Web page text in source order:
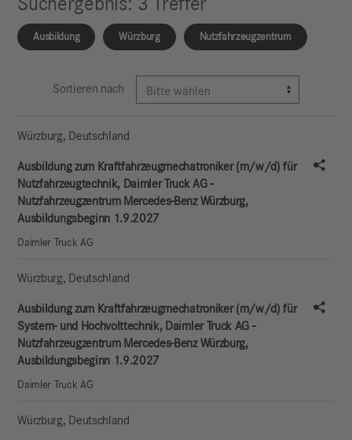
Ausbildung Würzburg Nutzfahrzeugzentrum
Sortieren nach
Unternehmen
Stellentitel
Standort
Ausbildung zum Kraftfahrzeugmechatroniker (m/w/d) für
Nutzfahrzeugtechnik, Daimler Truck AG -
Nutzfahrzeugzentrum Mercedes-Benz Würzburg,
Ausbildungsbeginn 1.9.2027
Daimler Truck AG
Würzburg, Deutschland
Ausbildung zum Kraftfahrzeugmechatroniker (m/w/d) für
System- und Hochvolttechnik, Daimler Truck AG -
Nutzfahrzeugzentrum Mercedes-Benz Würzburg,
Ausbildungsbeginn 1.9.2027
Daimler Truck AG
Würzburg, Deutschland
Würzburg, Deutschland